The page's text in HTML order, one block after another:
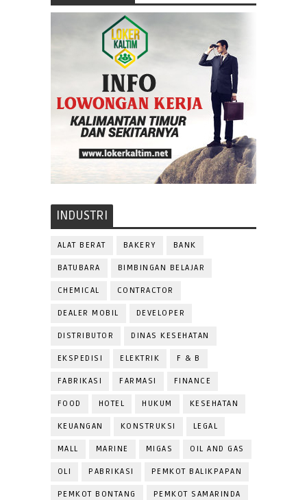
INDUSTRI
ALAT BERAT BAKERY BANK
BATUBARA BIMBINGAN BELAJAR
CHEMICAL CONTRACTOR
DEALER MOBIL DEVELOPER
DISTRIBUTOR DINAS KESEHATAN
EKSPEDISI ELEKTRIK F & B
FABRIKASI FARMASI FINANCE
FOOD HOTEL HUKUM KESEHATAN
KEUANGAN KONSTRUKSI LEGAL
MALL MARINE MIGAS OIL AND GAS
OLI PABRIKASI PEMKOT BALIKPAPAN
PEMKOT BONTANG PEMKOT SAMARINDA